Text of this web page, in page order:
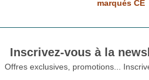
marqués CE
Inscrivez-vous à la
Offres exclusives, promotions...